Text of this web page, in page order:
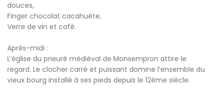
douces,
Finger chocolat cacahuète,
Verre de vin et café.
Après-midi :
L’église du prieuré médiéval de Monsempron attire le
regard. Le clocher carré et puissant domine l’ensemble du
vieux bourg installé à ses pieds depuis le 12ème siècle.